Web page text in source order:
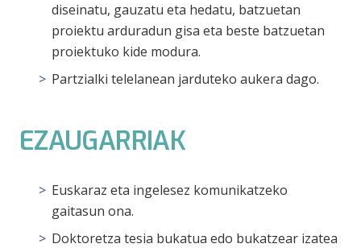
diseinatu, gauzatu eta hedatu, batzuetan
proiektu arduradun gisa eta beste batzuetan
proiektuko kide modura.
Partzialki telelanean jarduteko aukera dago.
EZAUGARRIAK
Euskaraz eta ingelesez komunikatzeko
gaitasun ona.
Doktoretza tesia bukatua edo bukatzear izatea